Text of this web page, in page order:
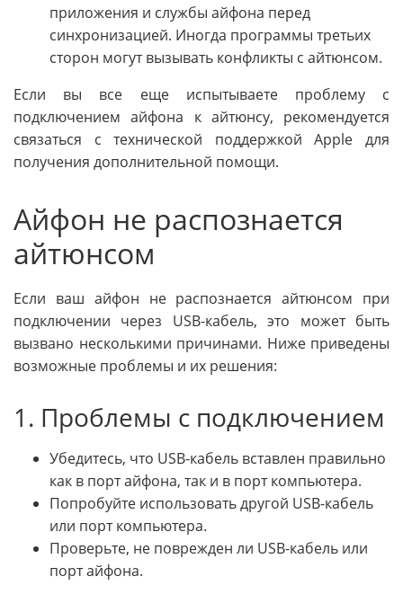
приложения и службы айфона перед
синхронизацией. Иногда программы третьих
сторон могут вызывать конфликты с айтюнсом.
Если вы все еще испытываете проблему с
подключением айфона к айтюнсу, рекомендуется
связаться с технической поддержкой Apple для
получения дополнительной помощи.
Айфон не распознается
айтюнсом
Если ваш айфон не распознается айтюнсом при
подключении через USB-кабель, это может быть
вызвано несколькими причинами. Ниже приведены
возможные проблемы и их решения:
1. Проблемы с подключением
Убедитесь, что USB-кабель вставлен правильно
как в порт айфона, так и в порт компьютера.
Попробуйте использовать другой USB-кабель
или порт компьютера.
Проверьте, не поврежден ли USB-кабель или
порт айфона.